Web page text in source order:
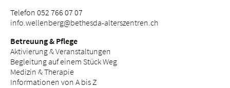
Telefon 052 766 07 07
info.wellenberg@bethesda-alterszentren.ch
Betreuung & Pflege
Aktivierung & Veranstaltungen
Begleitung auf einem Stück Weg
Medizin & Therapie
Informationen von A bis Z